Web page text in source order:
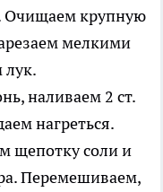
Очищаем крупную
мелкими
наливаем 2 ст.
нагреться.
щепотку соли и
Перемешиваем,